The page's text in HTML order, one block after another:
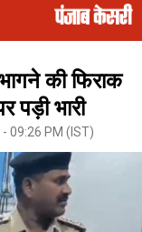
की फिराक
पड़ी भारी
09:26 PM (IST)